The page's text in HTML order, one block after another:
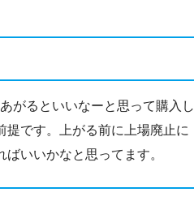
がるといいなーと思って購入し
提です。上がる前に上場廃止に
いいかなと思ってます。